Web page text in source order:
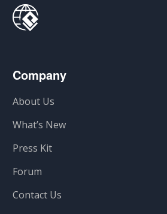
Company
About Us
What’s New
Press Kit
Forum
Contact Us